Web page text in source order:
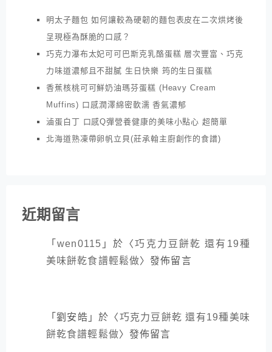
明太子麵包 如何讓較為硬韌的麵包表皮在二次烘烤後
呈現極為酥脆的口感？
巧克力瀑布太妃可可巴斯克乳酪蛋糕 層次豐富、巧克
力味道濃郁且不甜膩 生日快樂 筠的生日蛋糕
香蕉核桃可可鮮奶油瑪芬蛋糕 (Heavy Cream
Muffins) 口感潤澤綿密軟濡 香氣濃郁
滷蛋白丁 口感Q彈營養健康的美味小點心 超簡單
北海道熟凍帶卵帆立貝(莊承翰主廚創作的食譜)
近期留言
「wen0115 」於〈巧克力豆餅乾 還有19種
美味餅乾食譜輕鬆做〉發佈留言
「劉安皓 」於〈巧克力豆餅乾 還有19種美味
餅乾食譜輕鬆做〉發佈留言